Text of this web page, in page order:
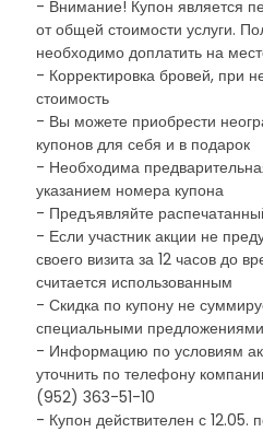
- Внимание! Купон является
от общей стоимости услуги.
необходимо доплатить на
- Корректировка бровей, при
стоимость
- Вы можете приобрести
купонов для себя и в подарок
- Необходима
указанием номера купона
- Предъявляйте
- Если участник акции не
своего визита за 12 часов до
считается использованным
- Скидка по купону не
специальными
- Информацию по условиям
уточнить по телефону
(952) 363-51-10
- Купон действителен с 12.05.